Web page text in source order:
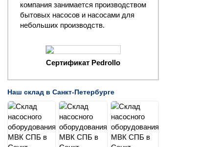
компания занимается производством
бытовых насосов и насосами для
небольших производств.
Сертификат Pedrollo
Наш склад в Санкт-Петербурге